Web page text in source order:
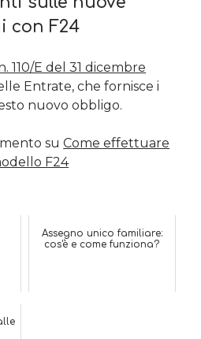
con F24
110/E del 31 dicembre
Entrate, che fornisce i
nuovo obbligo.
suCome effettuare
F24
Assegno unico familiare:
cos'è e come funziona?